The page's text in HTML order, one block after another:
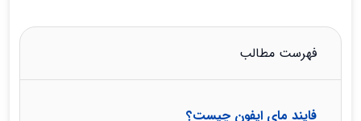
فهرست مطالب
فایند مای ایفون چیست؟